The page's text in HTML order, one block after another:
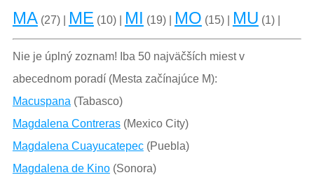
MA(27) | ME (10) | MI (19) | MO (15) | MU (1) |
Nie je úplný zoznam! Iba 50 najväčších miest v
abecednom poradí (Mesta začínajúce M):
Macuspana (Tabasco)
Magdalena Contreras(Mexico City)
Magdalena Cuayucatepec(Puebla)
Magdalena de Kino(Sonora)